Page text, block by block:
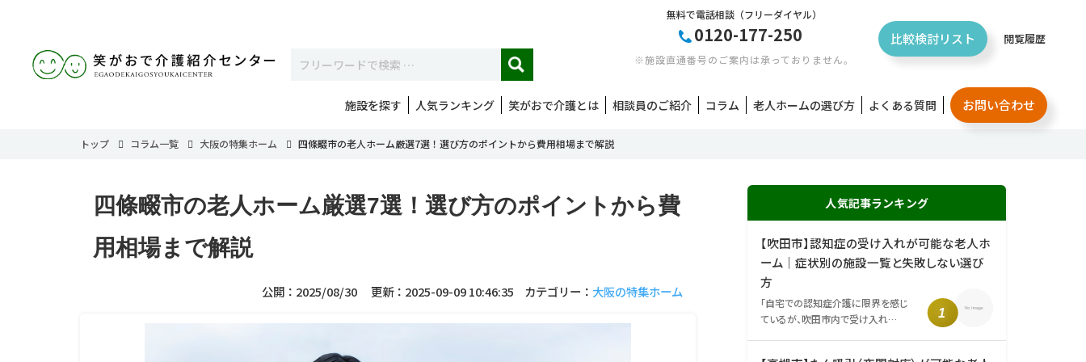
無料で電話相談 （フリーダイヤル）
0120-177-250
※施設直通番号のご案内は承っておりません。
比較検討リスト 閲覧履歴
施設を探す 人気ランキング 笑がおで介護とは 相談員のご紹介 コラム 老人ホームの選び方 よくある質問 お問い合わせ
トップ コラム一覧 大阪の特集ホーム 四條畷市の老人ホーム厳選7選！選び方のポイントから費用相場まで解説
四條畷市の老人ホーム厳選7選！選び方のポイントから費
用相場まで解説
公開：2025/08/30 更新：2025-09-09 10:46:35 カテゴリー： 大阪の特集ホーム
人気記事ランキング
【吹田市】認知症の受け入れが可能な老人ホ
ーム｜症状別の施設一覧と失敗しない選び
方
「自宅での認知症介護に限界を感じ
ているが、吹田市内で受け入れ…